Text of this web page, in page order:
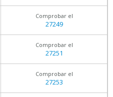
Comprobar el
27249
Comprobar el
27251
Comprobar el
27253